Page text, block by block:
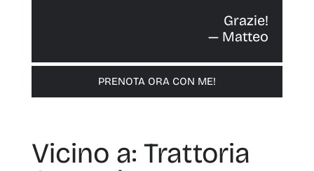
Grazie!
— Matteo
PRENOTA ORA CON ME!
Vicino a: Trattoria